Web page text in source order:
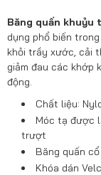
Băng quấn khuỷu
dụng phổ biến
khỏi trầy xước, cải
giảm đau các khớp
động.
Chất liệu:
Móc tạ được
trượt
Băng quấn
Khóa dán